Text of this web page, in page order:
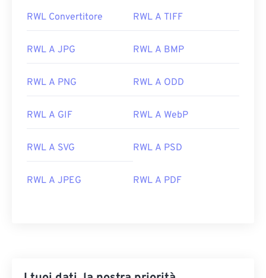
RWL Convertitore RWL A TIFF
RWL A JPG RWL A BMP
RWL A PNG RWL A ODD
RWL A GIF RWL A WebP
RWL A SVG RWL A PSD
RWL A JPEG RWL A PDF